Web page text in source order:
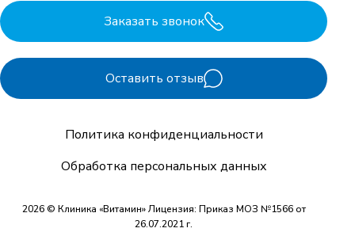
Заказать звонок
Оставить отзыв
Политика конфиденциальности
Обработка персональных данных
2026 © Клиника «Витамин» Лицензия: Приказ МОЗ №1566 от
26.07.2021 г.